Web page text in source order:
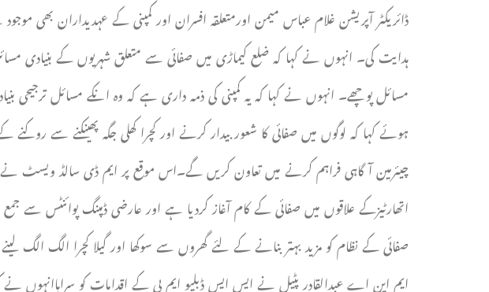
ڈائریکٹر آپریشن غلام عباس میمن اورمتعلقہ افسران اور کمپنی کے عہدیداران بھی
ہدایت کی۔ انہوں نے کہا کہ ضلع کیماڑی میں صفائی سے متعلق شہریوں کے بنیادی
مسائل پوچھے۔ انہوں نے کہا کہ یہ کمپنی کی ذمہ داری ہے کہ وہ انکے مسائل ترجیحی
ہوئے کہا کہ لوگوں میں صفائی کا شعور بیدار کرنے اور کچرا کھلی جگہ پھینکنے سے
چیئرمین آگاہی فراہم کرنے میں تعاون کریں گے۔اس موقع پر ایم ڈی سالڈ ویسٹ نے
اتھارٹیزکے علاقوں میں صفائی کے کام آغاز کردیا ہے اور عارضی ڈمپنگ پوائنٹس سے
صفائی کے نظام کو مزید بہتر بنانے کے لئے گھروں سے سوکھا اور گیلا کچرا الگ
ایم این اے عبدالقادر پٹیل نے ایس ایس ڈبلیو ایم بی کے اقدامات کو سراہاانہوں